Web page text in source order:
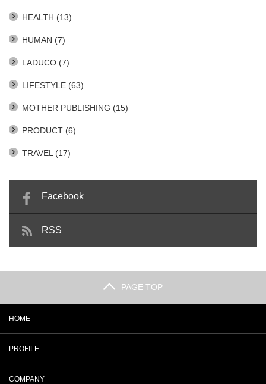
HEALTH (13)
HUMAN (7)
LADUCO (7)
LIFESTYLE (63)
MOTHER PUBLISHING (15)
PRODUCT (6)
TRAVEL (17)
Facebook
RSS
PAGE TOP
HOME
PROFILE
COMPANY